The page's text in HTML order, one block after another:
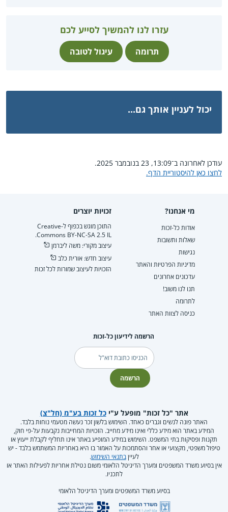
עזרו לנו להמשיך לסייע לכם
תרומה עיגול לטובה
יכול לעניין אותך גם...
עודכן לאחרונה ב־13:09, 23 בנובמבר 2025.
לחצו כאן להיסטוריית הדף.
מי אנחנו?
אודות כל-זכות
שאלות ותשובות
נגישות
מדיניות הפרטיות והאתר
עדכונים אחרונים
תנו לנו משוב!
לתרומה
כניסה לצוות האתר
זכויות יוצרים
התוכן מוגש בכפוף ל-Creative
Commons BY-NC-SA 2.5 IL.
עיצוב מקורי: משה ליברמן
עיצוב חדש: אורית כלב
הזכויות לעיצוב שמורות לכל זכות
הרשמה לידיעון כל-זכות
דוא"ל
הרשמה
אתר "כל זכות" מופעל ע"יכל זכות בע"מ (חל"צ)
האתר פונה לנשים וגברים כאחד. השימוש בלשון זכר נעשה מטעמי נוחות בלבד.
המידע באתר הוא מידע כללי ואינו מידע מחייב. הזכויות המחייבות נקבעות על-פי חוק,
תקנות ופסיקות בתי המשפט. השימוש במידע המופיע באתר אינו תחליף לקבלת ייעוץ או
טיפול משפטי, מקצועי או אחר והסתמכות על האמור בו היא באחריות המשתמש בלבד - יש
לעייןבתנאי השימוש.
אין בסיוע משרד המשפטים ומערך הדיגיטל הלאומי משום נטילת אחריות לפעילות האתר או
לתכניו.
בסיוע משרד המשפטים ומערך הדיגיטל הלאומי